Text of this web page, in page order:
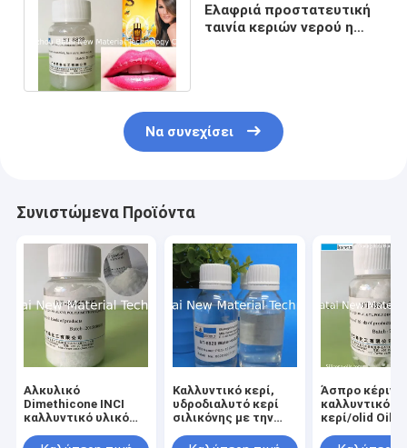
Ελαφριά προστατευτική
ταινία κεριών νερού η
Να συνεχίσει
Συνιστώμενα Προϊόντα
Αλκυλικό
Dimethicone INCI
καλλυντικό υλικό
C26-28 για Makeup
Καλλυντικό κερί,
υδροδιαλυτό κερί
σιλικόνης με την
λιπαρός για τη
Άσπρο κέρινο
καλλυντικό
κερί/olid Oil-
Νο 200074-